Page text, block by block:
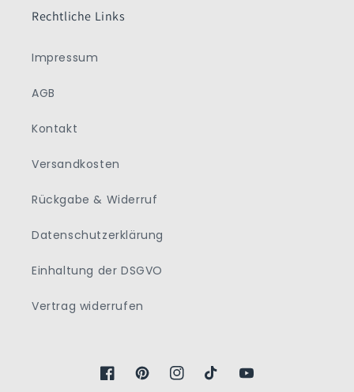
Rechtliche Links
Impressum
AGB
Kontakt
Versandkosten
Rückgabe & Widerruf
Datenschutzerklärung
Einhaltung der DSGVO
Vertrag widerrufen
FacebookPinterestInstagramTikTokYouTube